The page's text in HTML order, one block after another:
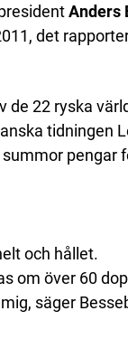
Anders
det
de 22 ryska
tidningen
pengar
och hållet.
om över 60
säger